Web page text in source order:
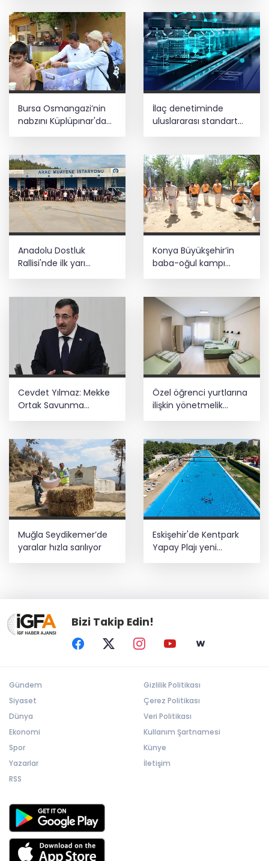
Bursa Osmangazi’nin
nabzını Küplüpınar'da
İlaç denetiminde
uluslararası standart
Anadolu Dostluk
Rallisi'nde ilk yarı
Konya Büyükşehir’in
baba-oğul kampı
Cevdet Yılmaz: Mekke
Ortak Savunma
Anlaşması bölgesel
sağlayacak
Özel öğrenci yurtlarına
ilişkin yönetmelik
değişikliği... Geçiş süresi
Muğla Seydikemer’de
yaralar hızla sarılıyor
Eskişehir'de Kentpark
Yapay Plajı yeni
sezonda hizmete açıldı
Bizi Takip Edin!
Gündem
Siyaset
Dünya
Ekonomi
Spor
Yazarlar
RSS
Gizlilik Politikası
Çerez Politikası
Veri Politikası
Kullanım Şartnamesi
Künye
İletişim